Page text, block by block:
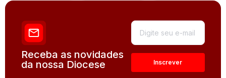
Receba as novidades
da nossa Diocese